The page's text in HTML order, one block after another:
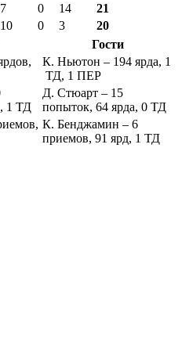
7 0 14
21
10 0 3
20
Гости
К. Ньютон – 194 ярда, 1
ТД, 1 ПЕР
1 ТД
Д. Стюарт – 15
попыток, 64 ярдa, 0 ТД
К. Бенджамин – 6
приемов, 91 ярд, 1 ТД